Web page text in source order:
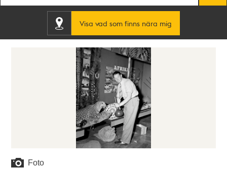
Visa vad som finns nära mig
Foto